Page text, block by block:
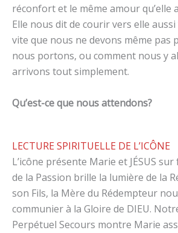
réconfort et le même amour qu’elle
Elle nous dit de courir vers elle aussi
vite que nous ne devons même pas
nous portons, ou comment nous y
arrivons tout simplement.
Qu’est-ce que nous attendons?
LECTURE SPIRITUELLE DE L’ICÔNE
L’icône présente Marie et JÉSUS sur
de la Passion brille la lumière de la
son Fils, la Mère du Rédempteur
communier à la Gloire de DIEU.
Perpétuel Secours montre Marie